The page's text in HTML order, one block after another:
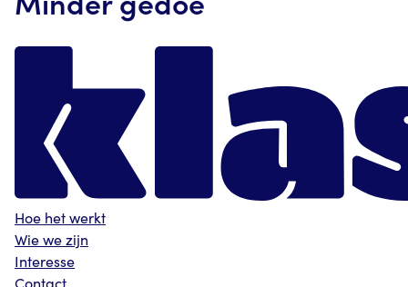
Hoe het werkt
Wie we zijn
Interesse